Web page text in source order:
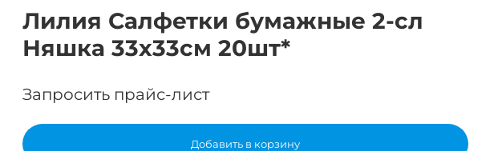
Лилия Салфетки бумажные 2-сл
Няшка 33х33см 20шт*
Запросить прайс-лист
Добавить в корзину